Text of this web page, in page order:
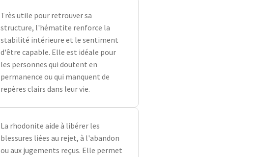
Très utile pour retrouver sa
structure, l'hématite renforce la
stabilité intérieure et le sentiment
d'être capable. Elle est idéale pour
les personnes qui doutent en
permanence ou qui manquent de
repères clairs dans leur vie.
La rhodonite aide à libérer les
blessures liées au rejet, à l'abandon
ou aux jugements reçus. Elle permet